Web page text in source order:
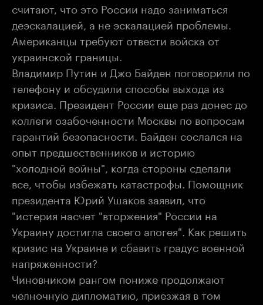
считают, что это России надо заниматься
деэскалацией, а не эскалацией проблемы.
Американцы требуют отвести войска от
украинской границы.
Владимир Путин и Джо Байден поговорили по
телефону и обсудили способы выхода из
кризиса. Президент России еще раз донес до
коллеги озабоченности Москвы по вопросам
гарантий безопасности. Байден сослался на
опыт предшественников и историю
"холодной войны", когда стороны сделали
все, чтобы избежать катастрофы. Помощник
президента Юрий Ушаков заявил, что
"истерия насчет "вторжения" России на
Украину достигла своего апогея". Как решить
кризис на Украине и сбавить градус военной
напряженности?
Чиновником рангом пониже продолжают
челночную дипломатию, приезжая в том